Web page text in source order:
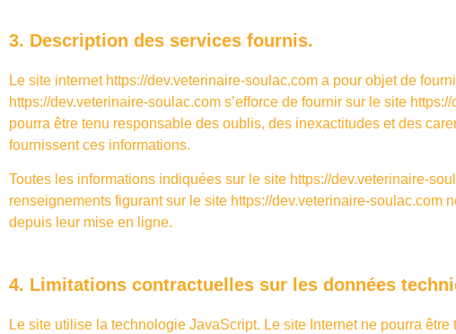
3. Description des services fournis.
Le site internet https://dev.veterinaire-soulac.com a pour objet de
https://dev.veterinaire-soulac.com s’efforce de fournir sur le site
pourra être tenu responsable des oublis, des inexactitudes et des
fournissent ces informations.
Toutes les informations indiquées sur le site https://dev.veterinaire-
renseignements figurant sur le site https://dev.veterinaire-soulac.com
depuis leur mise en ligne.
4. Limitations contractuelles sur les données
Le site utilise la technologie JavaScript. Le site Internet ne pourra